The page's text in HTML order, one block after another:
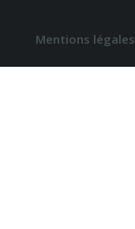
Mentions légales